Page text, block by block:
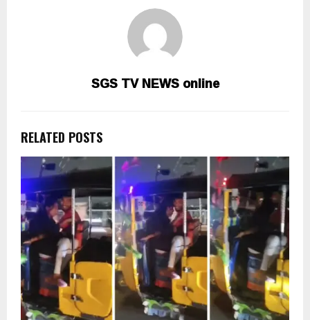
SGS TV NEWS online
RELATED POSTS